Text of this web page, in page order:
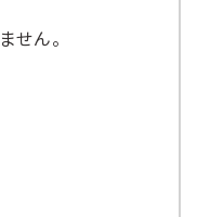
せん。